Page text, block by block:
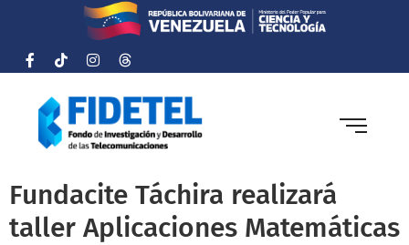
Fundacite Táchira realizará
taller Aplicaciones Matemáticas